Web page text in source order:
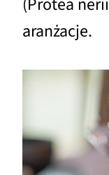
aranżacje.